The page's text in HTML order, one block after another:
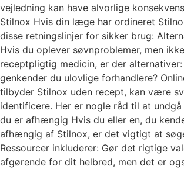
vejledning kan have alvorlige
Stilnox Hvis din læge har ordineret
disse retningslinjer for sikker brug:
Hvis du oplever søvnproblemer, men
receptpligtig medicin, er der
genkender du ulovlige forhandlere?
tilbyder Stilnox uden recept, kan være
identificere. Her er nogle råd til at
du er afhængig Hvis du eller en, du
afhængig af Stilnox, er det vigtigt at
Ressourcer inkluderer: Gør det rigtige
afgørende for dit helbred, men det er